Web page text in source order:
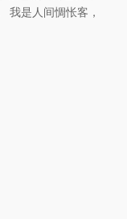
我是人间惆怅客，